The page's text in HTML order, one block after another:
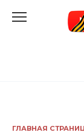
ГЛАВНАЯ